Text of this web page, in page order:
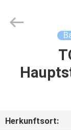
VIDEOS
Machinery
Herkunftsort: